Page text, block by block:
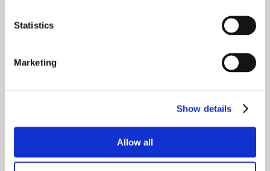
Statistics
Marketing
Show details
Allow all
Krydsende teknologi-forståelser i teori og
praksis